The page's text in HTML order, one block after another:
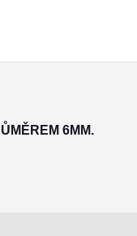
6MM.